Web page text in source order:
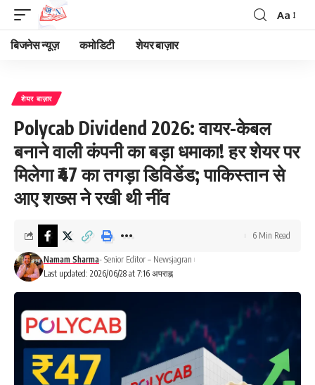
Font
Aa
बिजनेस न्यूज़ कमोडिटी शेयर बाज़ार
शेयर बाज़ार
Polycab Dividend 2026: वायर-केबल
बनाने वाली कंपनी का बड़ा धमाका! हर शेयर पर
मिलेगा ₹47 का तगड़ा डिविडेंड; पाकिस्तान से
आए शख्स ने रखी थी नींव
Last updated: 2026/06/28 at 7:16 अपराह्न
Namam Sharma- Senior Editor – Newsjagran
6 Min Read